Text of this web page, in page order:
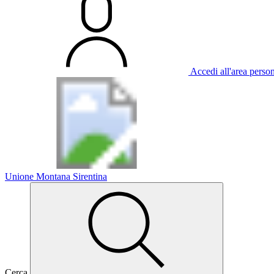
Accedi all'area
Unione Montana Sirentina